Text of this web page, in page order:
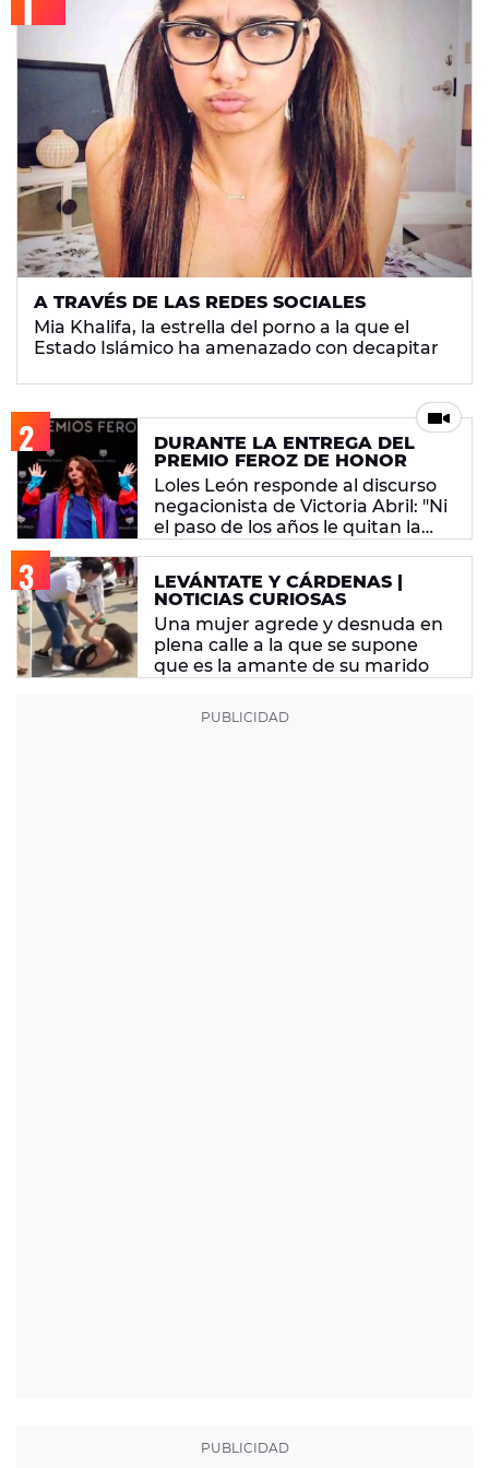
A TRAVÉS DE LAS REDES SOCIALES
Mia Khalifa, la estrella del porno a la que el
Estado Islámico ha amenazado con decapitar
DURANTE LA ENTREGA DEL
PREMIO FEROZ DE HONOR
Loles León responde al discurso
negacionista de Victoria Abril: "Ni
el paso de los años le quitan la
LEVÁNTATE Y CÁRDENAS |
NOTICIAS CURIOSAS
Una mujer agrede y desnuda en
plena calle a la que se supone
que es la amante de su marido